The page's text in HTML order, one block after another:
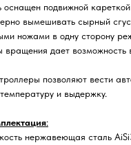
оснащен подвижной
вымешивать сырный
ножами в одну сторону
вращения дает
позволяют вести
и выдержку.
:
нержавеющая сталь